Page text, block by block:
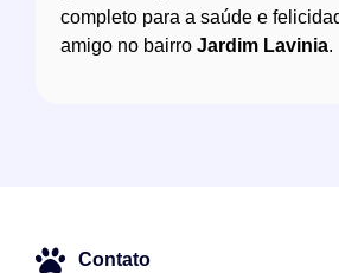
completo para a saúde e
amigo no bairro Jardim Lavinia.
Contato